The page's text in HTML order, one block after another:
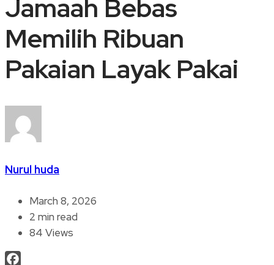
Jamaah Bebas
Memilih Ribuan
Pakaian Layak Pakai
Nurul huda
March 8, 2026
2 min read
84 Views